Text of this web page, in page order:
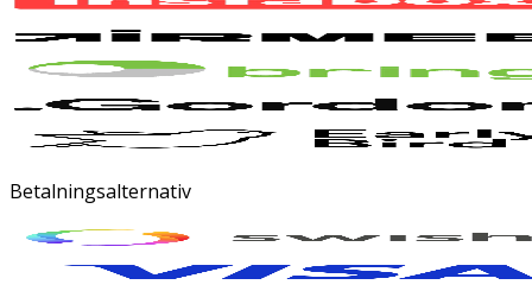
Betalningsalternativ